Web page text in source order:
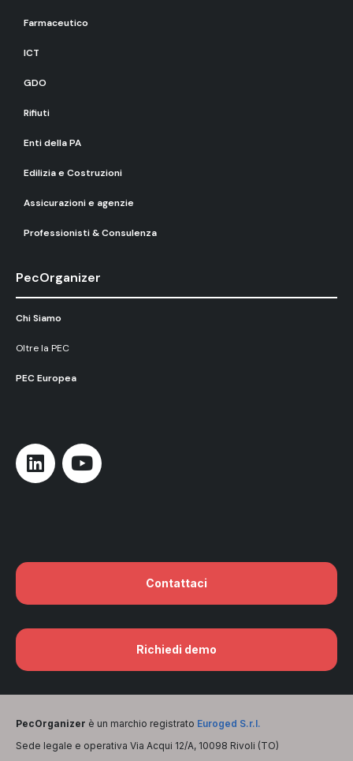
Farmaceutico
ICT
GDO
Rifiuti
Enti della PA
Edilizia e Costruzioni
Assicurazioni e agenzie
Professionisti & Consulenza
PecOrganizer
Chi Siamo
Oltre la PEC
PEC Europea
Contattaci
Richiedi demo
PecOrganizer è un marchio registrato Euroged S.r.l.
Sede legale e operativa Via Acqui 12/A, 10098 Rivoli (TO)